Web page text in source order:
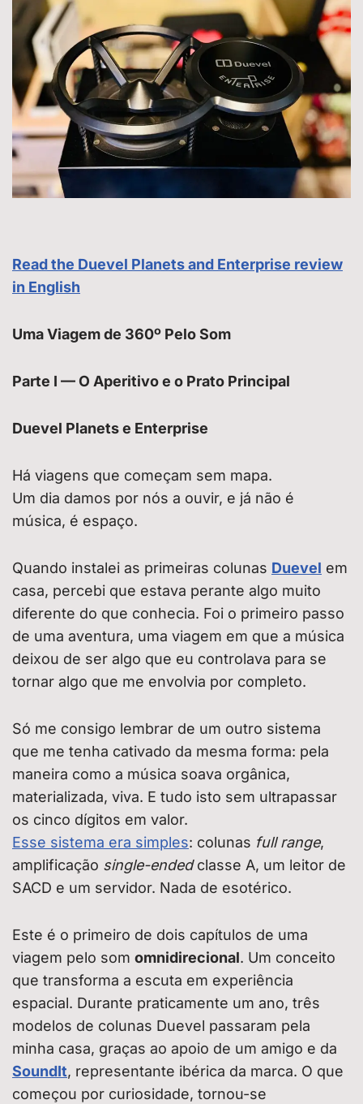
Read the Duevel Planets and Enterprise review
in English
Uma Viagem de 360º Pelo Som
Parte I — O Aperitivo e o Prato Principal
Duevel Planets e Enterprise
Há viagens que começam sem mapa.
Um dia damos por nós a ouvir, e já não é
música, é espaço.
Quando instalei as primeiras colunas Duevel em
casa, percebi que estava perante algo muito
diferente do que conhecia. Foi o primeiro passo
de uma aventura, uma viagem em que a música
deixou de ser algo que eu controlava para se
tornar algo que me envolvia por completo.
Só me consigo lembrar de um outro sistema
que me tenha cativado da mesma forma: pela
maneira como a música soava orgânica,
materializada, viva. E tudo isto sem ultrapassar
os cinco dígitos em valor.
Esse sistema era simples: colunas full range,
amplificação single-endedclasse A, um leitor de
SACD e um servidor. Nada de esotérico.
Este é o primeiro de dois capítulos de uma
viagem pelo som omnidirecional. Um conceito
que transforma a escuta em experiência
espacial. Durante praticamente um ano, três
modelos de colunas Duevel passaram pela
minha casa, graças ao apoio de um amigo e da
SoundIt, representante ibérica da marca. O que
começou por curiosidade, tornou-se